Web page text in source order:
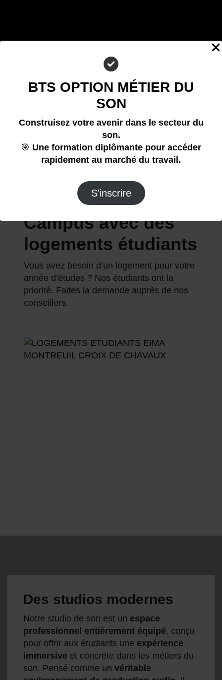
BTS OPTION MÉTIER DU
SON
Construisez votre avenir dans le secteur du
son.
🎯 Une formation diplômante pour accéder
rapidement au marché du travail.
S'inscrire
Campus avec des
logements étudiants
Vous avez besoin d’un logement pour votre
année d’études ? Nos étudiants ont la
priorité. Faites la demande auprès de nos
conseillers.
Des studios modernes
Notre studio de son est un espace
professionnel entièrement équipé, conçu
pour offrir aux étudiants une expérience
immersive et concrète dans les métiers du
son. Pensé comme un véritable